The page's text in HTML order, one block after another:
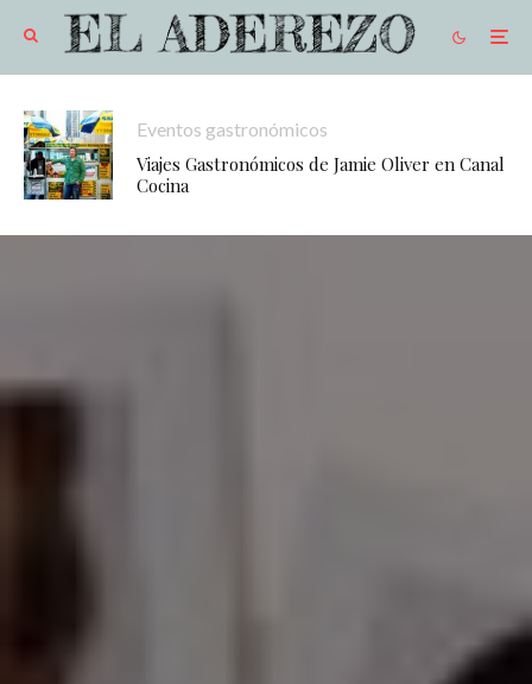
Eventos gastronómicos
Viajes Gastronómicos de Jamie Oliver en Canal
Cocina